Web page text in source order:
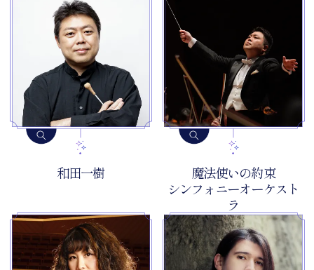
和田一樹
魔法使いの約束
シンフォニーオーケスト
ラ